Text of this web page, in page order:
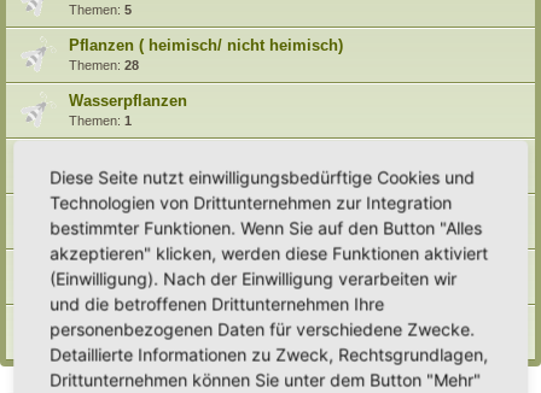
Themen: 5
Pflanzen ( heimisch/ nicht heimisch)
Themen: 28
Wasserpflanzen
Themen: 1
Themen:13
Saatgut/ Anzucht/ Aussaat
Themen:14
Pflanzen und ihre Standorte
Themen:13
Pflanzen für Tiere ( Futter- und Nahrungspflanzen)
Diese Seite nutzt einwilligungsbedürftige Cookies und
Technologien von Drittunternehmen zur Integration
bestimmter Funktionen. Wenn Sie auf den Button "Alles
akzeptieren" klicken, werden diese Funktionen aktiviert
(Einwilligung). Nach der Einwilligung verarbeiten wir
und die betroffenen Drittunternehmen Ihre
personenbezogenen Daten für verschiedene Zwecke.
Detaillierte Informationen zu Zweck, Rechtsgrundlagen,
Drittunternehmen können Sie unter dem Button "Mehr"